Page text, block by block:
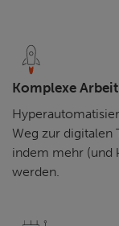
Komplexe
Weg zur digitalen
indem mehr (und
werden.